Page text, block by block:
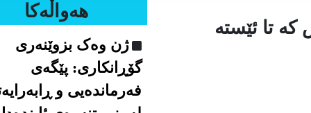
تا ئێستە
هه‌واڵه‌کا
ژن وەک بزوێنەری
گۆڕانکاری: پێگەی
فەرماندەیی و